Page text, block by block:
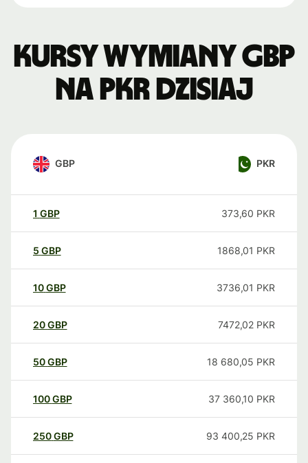
Kursy wymiany GBP
na PKR dzisiaj
GBP PKR
1 GBP 373,60 PKR
5 GBP 1868,01 PKR
10GBP 3736,01 PKR
20GBP 7472,02 PKR
50GBP 18 680,05 PKR
100GBP 37 360,10 PKR
250GBP 93 400,25 PKR